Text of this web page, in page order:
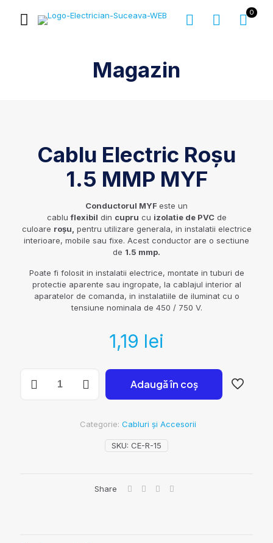
0
Magazin
Cablu Electric Roșu
1.5 MMP MYF
Conductorul MYF este un
cabluflexibil din cupru cu izolatie de PVCde
culoare roșu, pentru utilizare generala, in instalatii electrice
interioare, mobile sau fixe. Acest conductor are o sectiune
de 1.5 mmp.
Poate fi folosit in instalatii electrice, montate in tuburi de
protectie aparente sau ingropate, la cablajul interior al
aparatelor de comanda, in instalatiile de iluminat cu o
tensiune nominala de 450 / 750 V.
1,19 lei
Adaugă în coș
SKU: CE-R-15
Categorie: Cabluri și Accesorii
Share